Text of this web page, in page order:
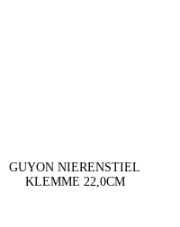
GUYON NIERENSTIEL
KLEMME 22,0CM